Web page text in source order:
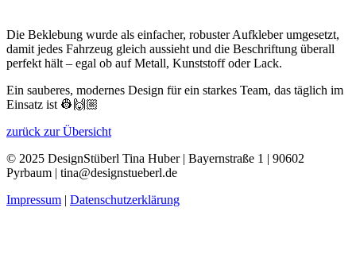
Die Beklebung wurde als einfacher, robuster Aufkleber umgesetzt,
damit jedes Fahrzeug gleich aussieht und die Beschriftung überall
perfekt hält – egal ob auf Metall, Kunststoff oder Lack.
Ein sauberes, modernes Design für ein starkes Team, das täglich im
Einsatz ist 👷🙌🏼
zurück zur Übersicht
© 2025 DesignStüberl Tina Huber | Bayernstraße 1 | 90602
Pyrbaum | tina@designstueberl.de
Impressum | Datenschutzerklärung